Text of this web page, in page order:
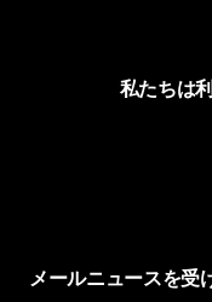
私たちは
メールニュースを受